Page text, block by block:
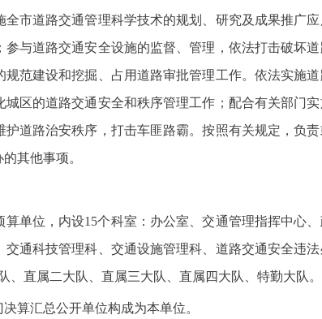
市道路交通管理科学技术的规划、研究及成果推广
与道路交通安全设施的监督、管理，依法打击破坏
范建设和挖掘、占用道路审批管理工作。依法实施
区的道路交通安全和秩序管理工作；配合有关部门
道路治安秩序，打击车匪路霸。按照有关规定，负
其他事项。
算单位，内设15个科室：办公室、交通管理指挥中心
通科技管理科、交通设施管理科、道路交通安全违
直属二大队、直属三大队、直属四大队、特勤大队。
算汇总公开单位构成为本单位。